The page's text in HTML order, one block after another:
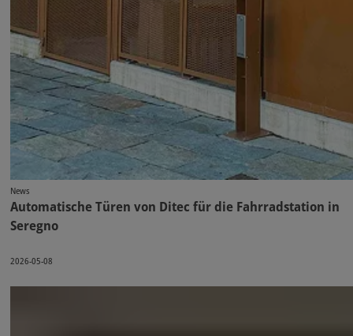
News
Automatische Türen von Ditec für die Fahrradstation in
Seregno
2026-05-08